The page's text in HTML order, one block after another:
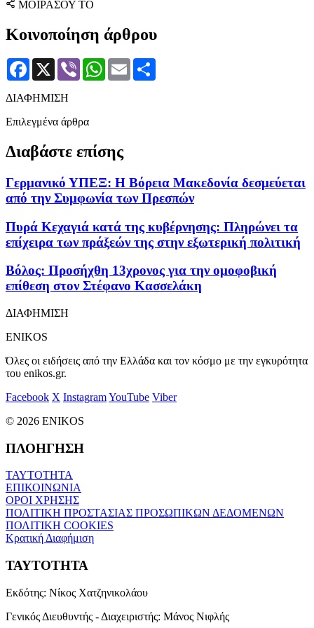
ΜΟΙΡΑΣΟΥ ΤΟ
Κοινοποίηση άρθρου
Facebook
X Viber WhatsApp
Email
ΔΙΑΦΗΜΙΣΗ
Επιλεγμένα άρθρα
Διαβάστε επίσης
Γερμανικό ΥΠΕΞ: Η Βόρεια Μακεδονία δεσμεύεται
από την Συμφωνία των Πρεσπών
Πυρά Κεχαγιά κατά της κυβέρνησης: Πληρώνει τα
επίχειρα των πράξεών της στην εξωτερική πολιτική
Bόλος: Προσήχθη 13χρονος για την ομοφοβική
επίθεση στον Στέφανο Κασσελάκη
ΔΙΑΦΗΜΙΣΗ
ENIKOS
Όλες οι ειδήσεις από την Ελλάδα και τον κόσμο με την εγκυρότητα
του enikos.gr.
Facebook X InstagramYouTube Viber
© 2026 ENIKOS
ΠΛΟΗΓΗΣΗ
ΤΑΥΤΟΤΗΤΑ
ΕΠΙΚΟΙΝΩΝΙΑ
ΟΡΟΙ ΧΡΗΣΗΣ
ΠΟΛΙΤΙΚΗ ΠΡΟΣΤΑΣΙΑΣ ΠΡΟΣΩΠΙΚΩΝ ΔΕΔΟΜΕΝΩΝ
ΠΟΛΙΤΙΚΗ COOKIES
Κρατική Διαφήμιση
ΤΑΥΤΟΤΗΤΑ
Εκδότης: Νίκος Χατζηνικολάου
Γενικός Διευθυντής - Διαχειριστής: Μάνος Νιφλής